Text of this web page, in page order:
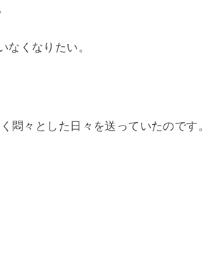
なくなりたい。
悶々とした日々を送っていたのです。